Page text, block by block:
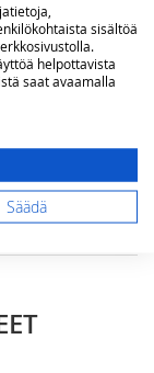
sisältöä
helpottavista
saat avaamalla
Säädä